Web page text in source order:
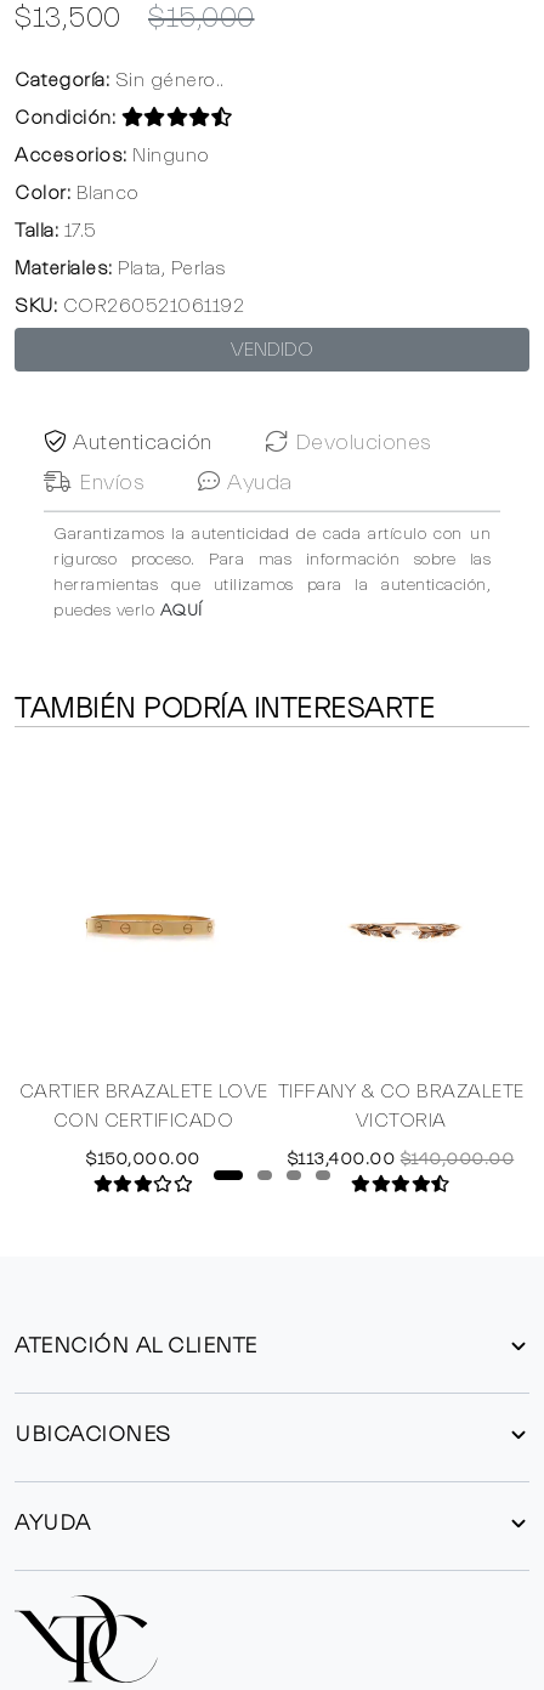
$13,500 $15,000
Categoría: Sin género..
Condición:
Accesorios: Ninguno
Color: Blanco
Talla: 17.5
Materiales: Plata, Perlas
SKU: COR260521061192
VENDIDO
Autenticación
Devoluciones
Envíos
Ayuda
Garantizamos la autenticidad de cada artículo con un
riguroso proceso. Para mas información sobre las
herramientas que utilizamos para la autenticación,
puedes verlo AQUÍ
TAMBIÉN PODRÍA INTERESARTE
CARTIER BRAZALETE LOVE
CON CERTIFICADO
$150,000.00
TIFFANY & CO BRAZALETE
VICTORIA
$113,400.00 $140,000.00
ATENCIÓN AL CLIENTE
UBICACIONES
AYUDA